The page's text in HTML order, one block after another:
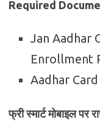
Required
Jan Aadhar
Enrollment
Aadhar Card
फ्री स्मार्ट मोबाइल